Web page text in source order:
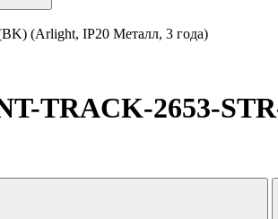
(Arlight, IP20 Металл, 3 года)
TRACK-2653-